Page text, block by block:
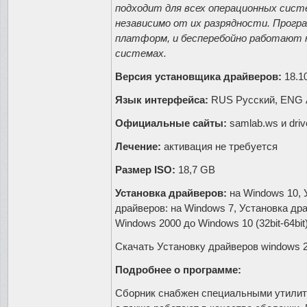
подходит для всех операционных
независимо от их разрядности.
платформ, и бесперебойно работают
системах.
Версия установщика драйверов:
Язык интерфейса: RUS Русский, ENG
Официальные сайты: samlab.ws и
Лечение: активация не требуется
Размер ISO: 18,7 GB
Установка драйверов: на Windows 10,
драйверов: на Windows 7, Установка
Windows 2000 до Windows 10 (32bit-
Скачать Установку драйверов windows
Подробнее о программе:
Сборник снабжен специальными